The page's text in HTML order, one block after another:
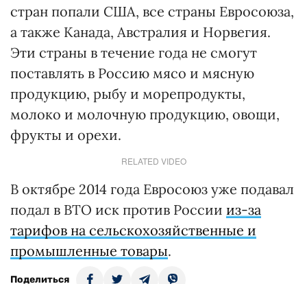
стран попали США, все страны Евросоюза,
а также Канада, Австралия и Норвегия.
Эти страны в течение года не смогут
поставлять в Россию мясо и мясную
продукцию, рыбу и морепродукты,
молоко и молочную продукцию, овощи,
фрукты и орехи.
RELATED VIDEO
В октябре 2014 года Евросоюз уже подавал
подал в ВТО иск против России из-за
тарифов на сельскохозяйственные и
промышленные товары.
Поделиться